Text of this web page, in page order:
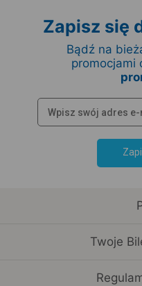
Zapisz się
Bądź na
promocjami
Twoje